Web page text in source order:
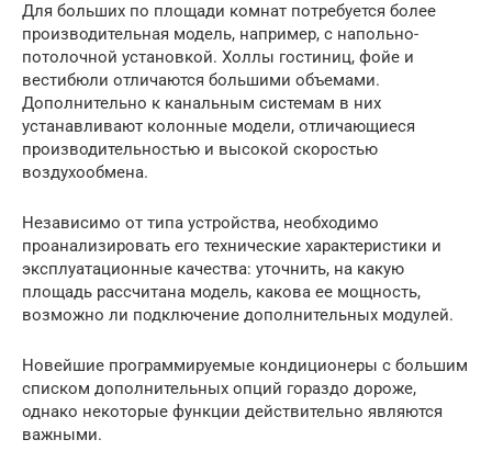
Для больших по площади комнат потребуется более
производительная модель, например, с напольно-
потолочной установкой. Холлы гостиниц, фойе и
вестибюли отличаются большими объемами.
Дополнительно к канальным системам в них
устанавливают колонные модели, отличающиеся
производительностью и высокой скоростью
воздухообмена.
Независимо от типа устройства, необходимо
проанализировать его технические характеристики и
эксплуатационные качества: уточнить, на какую
площадь рассчитана модель, какова ее мощность,
возможно ли подключение дополнительных модулей.
Новейшие программируемые кондиционеры с большим
списком дополнительных опций гораздо дороже,
однако некоторые функции действительно являются
важными.